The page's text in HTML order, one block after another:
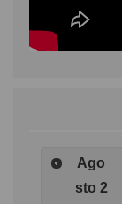
Ago
sto 2